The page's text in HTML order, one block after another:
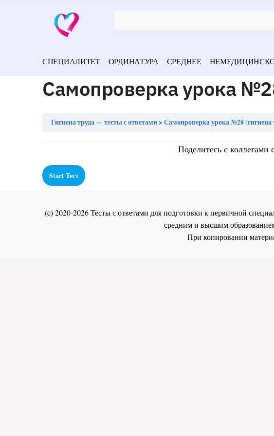
СПЕЦИАЛИТЕТ ОРДИНАТУРА СРЕДНЕЕ
Самопроверка урока
Гигиена труда — тесты с ответами Самопроверка урока №28 (гигиена
Поделитесь с
(c) 2020-2026 Тесты с ответами для подготовки к первичной
средним и высшим
При копировании